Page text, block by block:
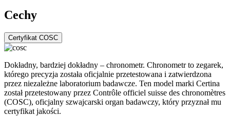
Cechy
Certyfikat COSC
Dokładny, bardziej dokładny – chronometr. Chronometr to zegarek,
którego precyzja została oficjalnie przetestowana i zatwierdzona
przez niezależne laboratorium badawcze. Ten model marki Certina
został przetestowany przez Contrôle officiel suisse des chronomètres
(COSC), oficjalny szwajcarski organ badawczy, który przyznał mu
certyfikat jakości.